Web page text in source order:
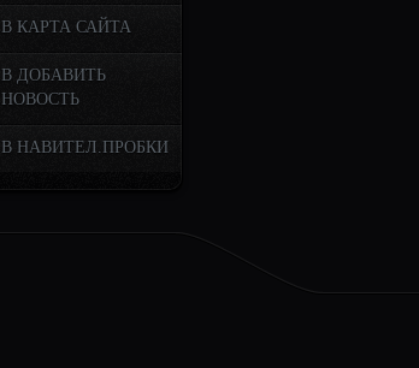
В КАРТА САЙТА
В ДОБАВИТЬ
НОВОСТЬ
В НАВИТЕЛ.ПРОБКИ